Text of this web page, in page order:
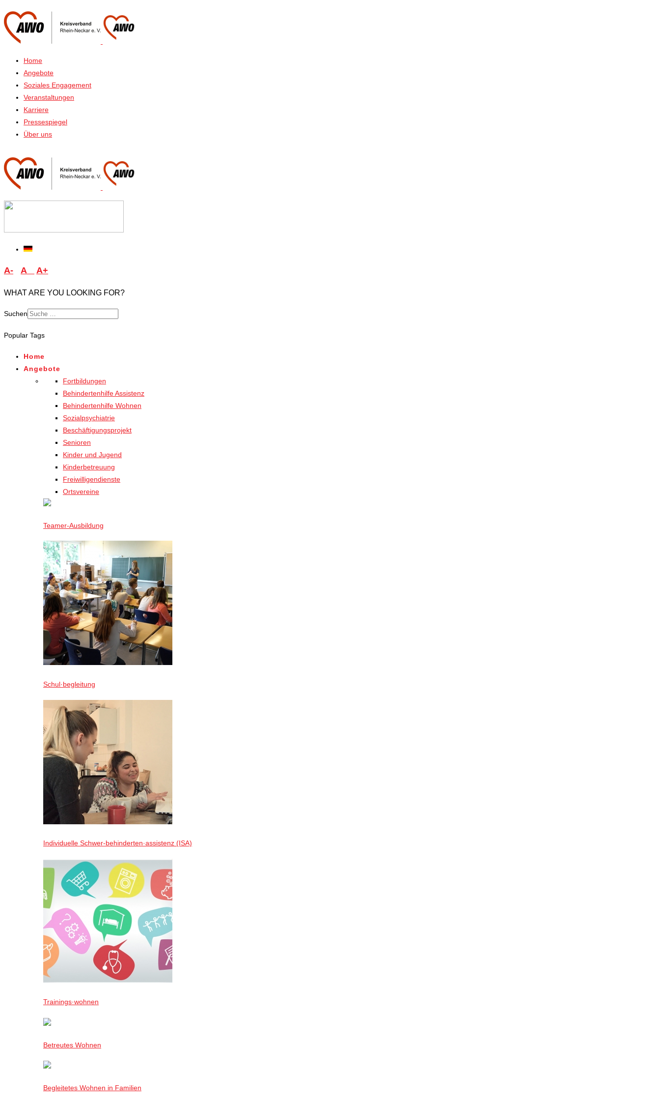
Home
Angebote
Soziales Engagement
Veranstaltungen
Karriere
Pressespiegel
Über uns
A- A A+
WHAT ARE YOU LOOKING FOR?
Suchen
for results.
Popular Tags
Home
Angebote
Fortbildungen
Behindertenhilfe Assistenz
Behindertenhilfe Wohnen
Sozialpsychiatrie
Beschäftigungsprojekt
Senioren
Kinder und Jugend
Kinderbetreuung
Freiwilligendienste
Ortsvereine
Teamer-Ausbildung
Schul·begleitung
Individuelle Schwer-behinderten·assistenz (ISA)
Trainings·wohnen
Betreutes Wohnen
Begleitetes Wohnen in Familien